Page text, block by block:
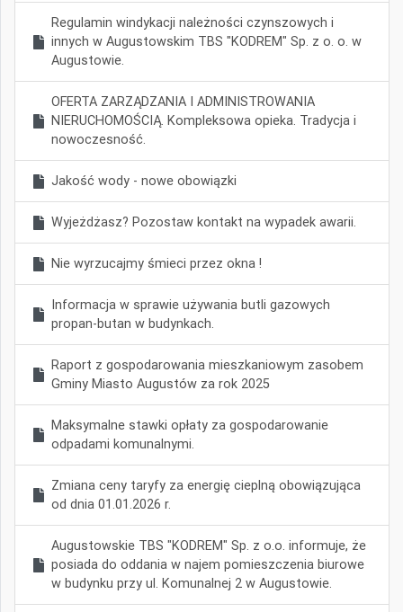
Regulamin windykacji należności czynszowych i
innych w Augustowskim TBS "KODREM" Sp. z o. o. w
Augustowie.
OFERTA ZARZĄDZANIA I ADMINISTROWANIA
NIERUCHOMOŚCIĄ. Kompleksowa opieka. Tradycja i
nowoczesność.
Jakość wody - nowe obowiązki
Wyjeżdżasz? Pozostaw kontakt na wypadek awarii.
Nie wyrzucajmy śmieci przez okna !
Informacja w sprawie używania butli gazowych
propan-butan w budynkach.
Raport z gospodarowania mieszkaniowym zasobem
Gminy Miasto Augustów za rok 2025
Maksymalne stawki opłaty za gospodarowanie
odpadami komunalnymi.
Zmiana ceny taryfy za energię cieplną obowiązująca
od dnia 01.01.2026 r.
Augustowskie TBS "KODREM" Sp. z o.o. informuje, że
posiada do oddania w najem pomieszczenia biurowe
w budynku przy ul. Komunalnej 2 w Augustowie.